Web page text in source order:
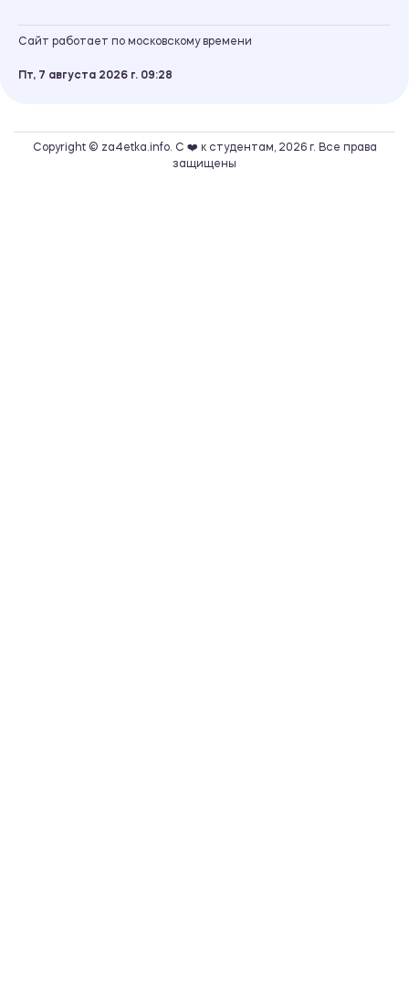
Сайт работает по московскому времени
Пт, 7 августа 2026 г. 09 28
Copyright © za4etka.info. С ❤️ к студентам, 2026 г. Все права
защищены